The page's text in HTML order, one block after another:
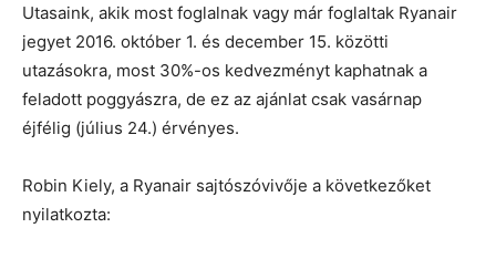
Utasaink, akik most foglalnak vagy már foglaltak Ryanair
jegyet 2016. október 1. és december 15. közötti
utazásokra, most 30%-os kedvezményt kaphatnak a
feladott poggyászra, de ez az ajánlat csak vasárnap
éjfélig (július 24.) érvényes.
Robin Kiely, a Ryanair sajtószóvivője a következőket
nyilatkozta: